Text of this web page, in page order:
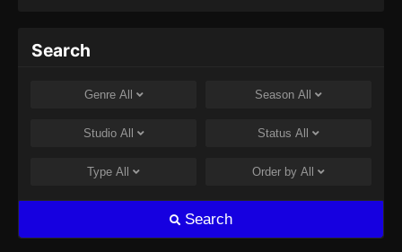
156 Subtitle Indonesia
Eps 156 - 100.000 Years of Refining Qi
Search
Genre All Season All
Studio All Status All
Type All Order by All
Search